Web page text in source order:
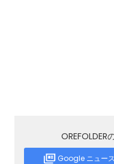
Google ニュース